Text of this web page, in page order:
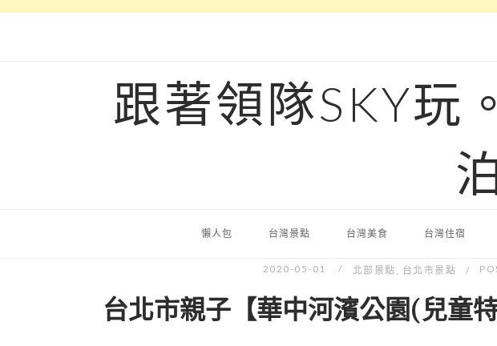
跟著領隊SKY玩
懶人包 台灣景點 台灣美食 台灣住宿
2020-05-01 北部景點 , 台北市景點
台北市親子【華中河濱公園(兒童